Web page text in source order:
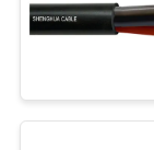
साइटमैप
गोपनीयता
आग